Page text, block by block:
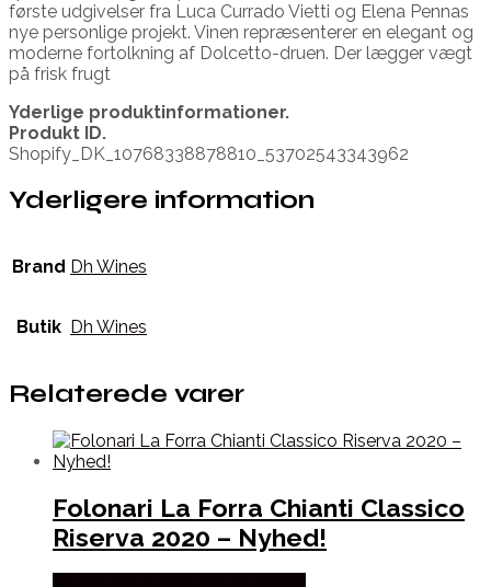
første udgivelser fra Luca Currado Vietti og Elena Pennas
nye personlige projekt. Vinen repræsenterer en elegant og
moderne fortolkning af Dolcetto-druen. Der lægger vægt
på frisk frugt
Yderlige produktinformationer.
Produkt ID.
Shopify_DK_10768338878810_53702543343962
Yderligere information
Brand Dh Wines
Butik Dh Wines
Relaterede varer
Folonari La Forra Chianti Classico
Riserva 2020 – Nyhed!